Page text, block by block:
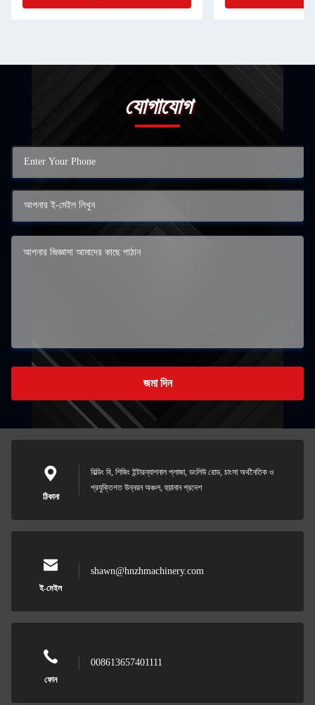
যোগাযোগ
জমা দিন
ঠিকানা
বিল্ডিং বি, শিজিং ইন্টারন্যাশনাল প্লাজা, ডংলিউ রোড, চাংসা অর্থনৈতিক ও
প্রযুক্তিগত উন্নয়ন অঞ্চল, হুয়ানান প্রদেশ
ই-মেইল
shawn@hnzhmachinery.com
ফোন
008613657401111